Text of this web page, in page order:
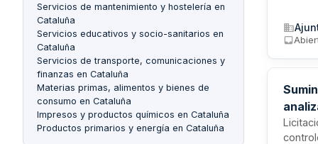
Servicios de mantenimiento y hostelería en
Cataluña
Servicios educativos y socio-sanitarios en
Cataluña
Servicios de transporte, comunicaciones y
finanzas en Cataluña
Materias primas, alimentos y bienes de
consumo en Cataluña
Impresos y productos químicos en Cataluña
Productos primarios y energía en Cataluña
DIBI